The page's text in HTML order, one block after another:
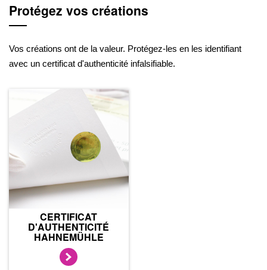
Protégez vos créations
Vos créations ont de la valeur. Protégez-les en les identifiant
avec un certificat d'authenticité infalsifiable.
CERTIFICAT
D'AUTHENTICITÉ
HAHNEMÜHLE